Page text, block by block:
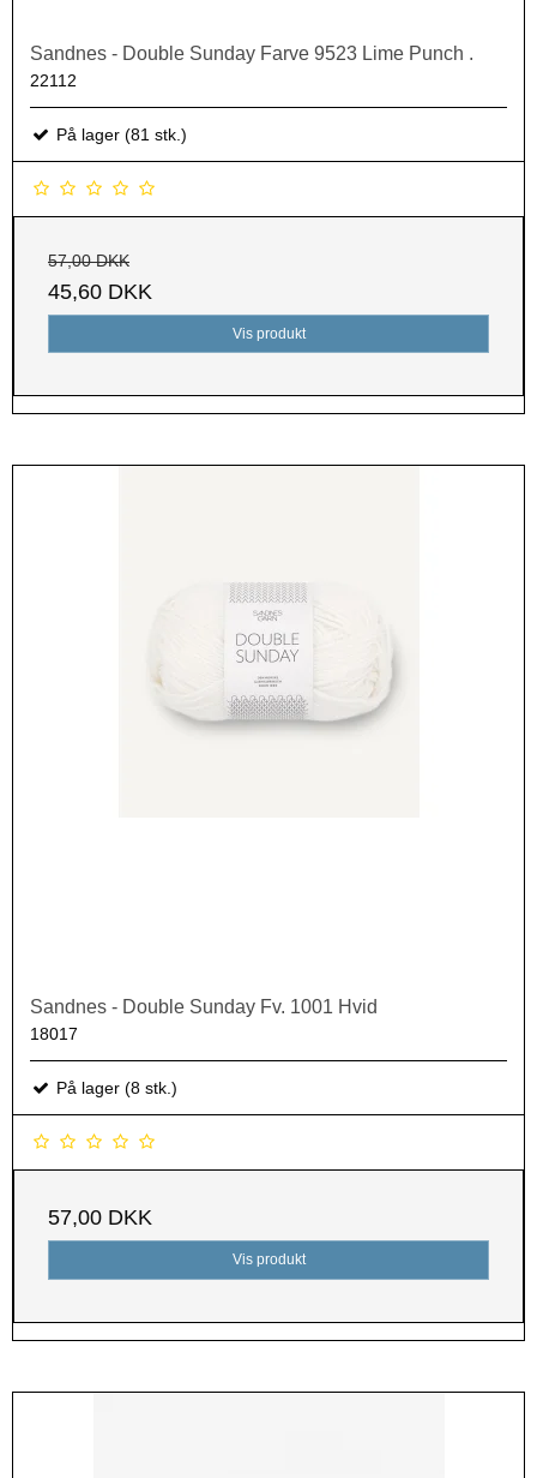
Sandnes - Double Sunday Farve 9523 Lime Punch .
22112
På lager (81 stk.)
57,00 DKK
45,60 DKK
Vis produkt
Sandnes - Double Sunday Fv. 1001 Hvid
18017
På lager (8 stk.)
57,00 DKK
Vis produkt